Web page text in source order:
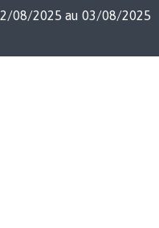
08/2025 au 03/08/2025